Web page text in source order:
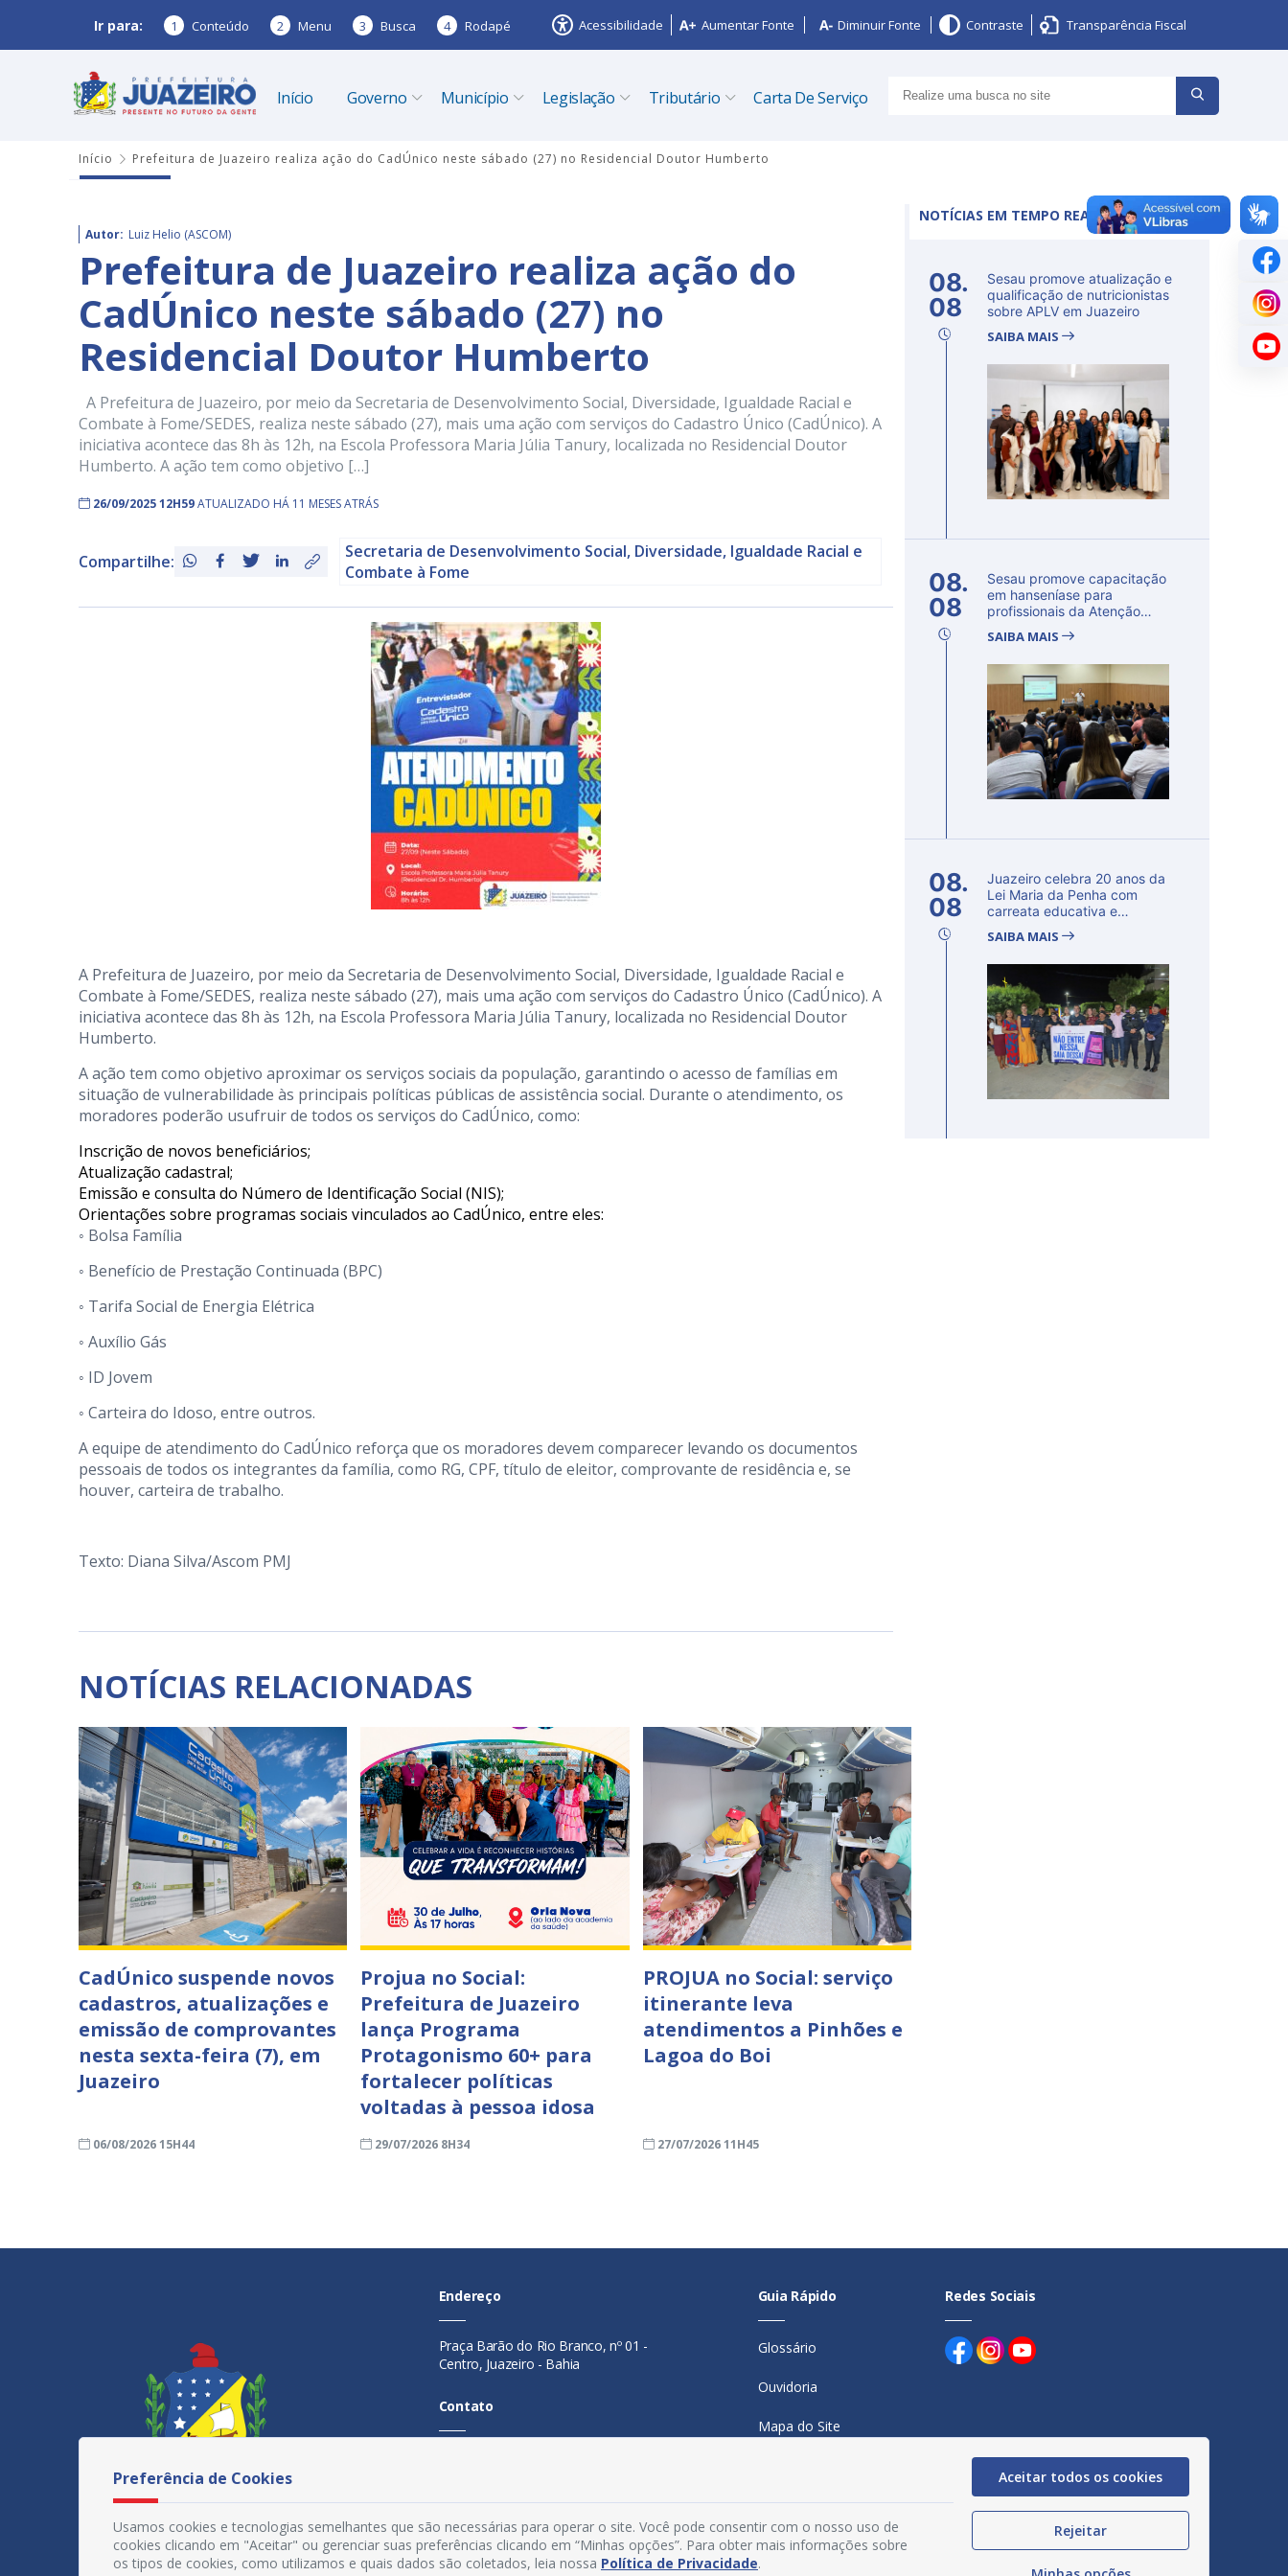
Ir para: 1 Conteúdo 2 Menu 3 Busca 4 Rodapé Acessibilidade Aumentar Fonte Diminuir Fonte Contraste Transparência Fiscal
Início Governo Município Legislação Tributário Carta De Serviço
Início Prefeitura de Juazeiro realiza ação do CadÚnico neste sábado (27) no Residencial Doutor Humberto
Autor: Luiz Helio (ASCOM)
Prefeitura de Juazeiro realiza ação do
CadÚnico neste sábado (27) no
Residencial Doutor Humberto
A Prefeitura de Juazeiro, por meio da Secretaria de Desenvolvimento Social, Diversidade, Igualdade Racial e
Combate à Fome/SEDES, realiza neste sábado (27), mais uma ação com serviços do Cadastro Único (CadÚnico). A
iniciativa acontece das 8h às 12h, na Escola Professora Maria Júlia Tanury, localizada no Residencial Doutor
Humberto. A ação tem como objetivo […]
26/09/2025 12H59ATUALIZADO HÁ 11 MESES ATRÁS
Compartilhe:
Secretaria de Desenvolvimento Social, Diversidade, Igualdade Racial e
Combate à Fome
A Prefeitura de Juazeiro, por meio da Secretaria de Desenvolvimento Social, Diversidade, Igualdade Racial e
Combate à Fome/SEDES, realiza neste sábado (27), mais uma ação com serviços do Cadastro Único (CadÚnico). A
iniciativa acontece das 8h às 12h, na Escola Professora Maria Júlia Tanury, localizada no Residencial Doutor
Humberto.
A ação tem como objetivo aproximar os serviços sociais da população, garantindo o acesso de famílias em
situação de vulnerabilidade às principais políticas públicas de assistência social. Durante o atendimento, os
moradores poderão usufruir de todos os serviços do CadÚnico, como:
Inscrição de novos beneficiários;
Atualização cadastral;
Emissão e consulta do Número de Identificação Social (NIS);
Orientações sobre programas sociais vinculados ao CadÚnico, entre eles:
◦ Bolsa Família
◦ Benefício de Prestação Continuada (BPC)
◦ Tarifa Social de Energia Elétrica
◦ Auxílio Gás
◦ ID Jovem
◦ Carteira do Idoso, entre outros.
A equipe de atendimento do CadÚnico reforça que os moradores devem comparecer levando os documentos
pessoais de todos os integrantes da família, como RG, CPF, título de eleitor, comprovante de residência e, se
houver, carteira de trabalho.
Texto: Diana Silva/Ascom PMJ
NOTÍCIAS RELACIONADAS
CadÚnico suspende novos
cadastros, atualizações e
emissão de comprovantes
nesta sexta-feira (7), em
Juazeiro
06/08/2026 15H44
Projua no Social:
Prefeitura de Juazeiro
lança Programa
Protagonismo 60+ para
fortalecer políticas
voltadas à pessoa idosa
29/07/2026 8H34
PROJUA no Social: serviço
itinerante leva
atendimentos a Pinhões e
Lagoa do Boi
27/07/2026 11H45
NOTÍCIAS EM TEMPO REAL
08.
08
Sesau promove atualização e
qualificação de nutricionistas
sobre APLV em Juazeiro
SAIBA MAIS
08.
08
Sesau promove capacitação
em hanseníase para
profissionais da Atenção
SAIBA MAIS
08.
08
Juazeiro celebra 20 anos da
Lei Maria da Penha com
carreata educativa e
SAIBA MAIS
Endereço
Praça Barão do Rio Branco, nº 01 -
Centro, Juazeiro - Bahia
Contato
Segunda a sexta-feira, das 08h às
Guia Rápido
Glossário
Ouvidoria
Mapa do Site
Manual de Navegação
Política de Privacidade
Redes Sociais
Preferência de Cookies
Usamos cookies e tecnologias semelhantes que são necessárias para operar o site. Você pode consentir com o nosso uso de
cookies clicando em "Aceitar" ou gerenciar suas preferências clicando em “Minhas opções”. Para obter mais informações sobre
os tipos de cookies, como utilizamos e quais dados são coletados, leia nossa Política de Privacidade.
Aceitar todos os cookies
Rejeitar